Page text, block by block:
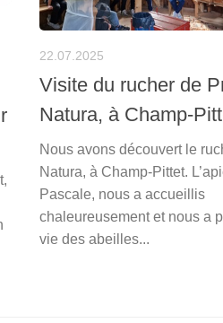
22.07.2025
Visite du rucher de
Natura, à Champ-
Nous avons découvert le
Natura, à Champ-Pittet.
Pascale, nous a accueillis
chaleureusement et nous a
vie des abeilles...